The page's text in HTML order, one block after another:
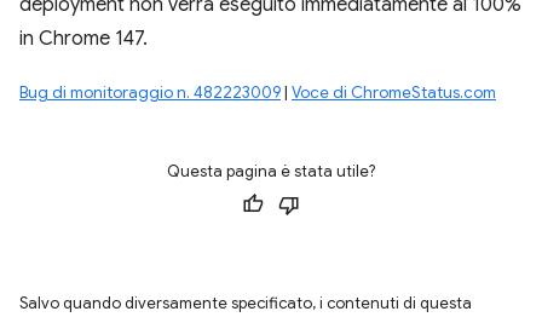
deployment non verrà eseguito immediatamente al 100%
in Chrome 147.
Bug di monitoraggio n. 482223009| Voce di ChromeStatus.com
Questa pagina è stata utile?
Salvo quando diversamente specificato, i contenuti di questa